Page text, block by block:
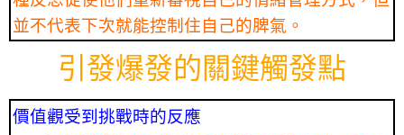
並不代表下次就能控制住自己的脾氣。
引發爆發的關鍵觸發點
價值觀受到挑戰時的反應